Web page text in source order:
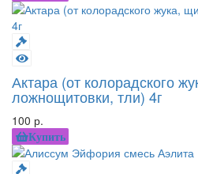
Актара (от колорадского
ложнощитовки, тли) 4г
100 р.
Купить